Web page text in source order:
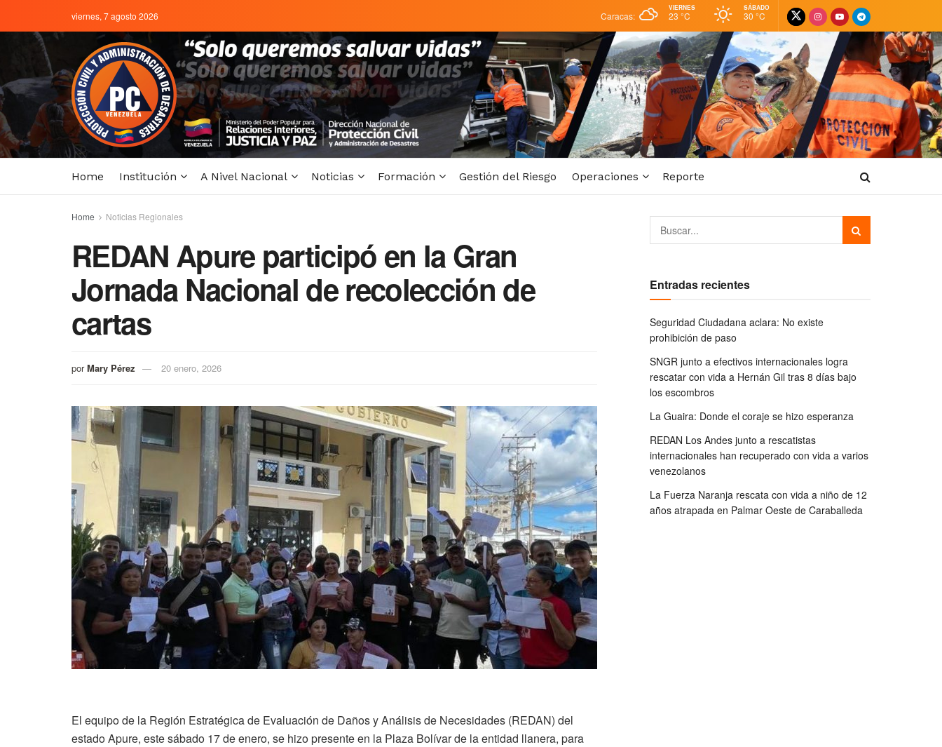
viernes, 7 agosto 2026 Caracas:
VIERNES
23 °C
SÁBADO
30 °C
Home Institución A Nivel Nacional Noticias Formación Gestión del Riesgo Operaciones Reporte
Home Noticias Regionales
REDAN Apure participó en la Gran
Jornada Nacional de recolección de
cartas
por Mary Pérez 20 enero, 2026
El equipo de la Región Estratégica de Evaluación de Daños y Análisis de Necesidades (REDAN) del
estado Apure, este sábado 17 de enero, se hizo presente en la Plaza Bolívar de la entidad llanera, para
Entradas recientes
Seguridad Ciudadana aclara: No existe
prohibición de paso
SNGR junto a efectivos internacionales logra
rescatar con vida a Hernán Gil tras 8 días bajo
los escombros
La Guaira: Donde el coraje se hizo esperanza
REDAN Los Andes junto a rescatistas
internacionales han recuperado con vida a varios
venezolanos
La Fuerza Naranja rescata con vida a niño de 12
años atrapada en Palmar Oeste de Caraballeda